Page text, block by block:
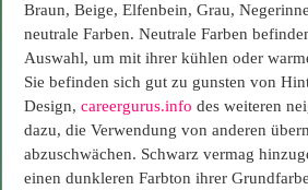
Braun, Beige, Elfenbein, Grau,
neutrale Farben. Neutrale Farben
Auswahl, um mit ihrer kühlen oder
Sie befinden sich gut zu gunsten von
Design,careergurus.info des weiteren
dazu, die Verwendung von anderen
abzuschwächen. Schwarz vermag
einen dunkleren Farbton ihrer